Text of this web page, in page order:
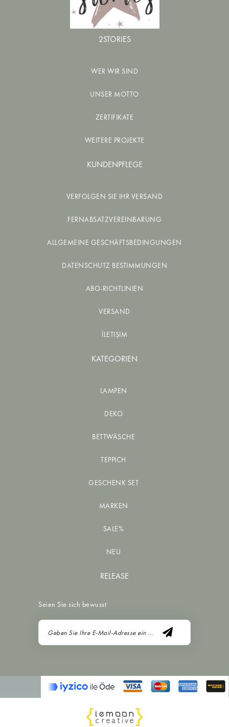
2STORIES
WER WIR SIND
UNSER MOTTO
ZERTIFIKATE
WEITERE PROJEKTE
KUNDENPFLEGE
VERFOLGEN SIE IHR VERSAND
FERNABSATZVEREINBARUNG
ALLGEMEINE GESCHÄFTSBEDINGUNGEN
DATENSCHUTZ BESTIMMUNGEN
ABO-RICHTLINIEN
VERSAND
İLETIŞIM
KATEGORIEN
LAMPEN
DEKO
BETTWÄSCHE
TEPPICH
GESCHENK SET
MARKEN
SALE%
NEU
RELEASE
Seien Sie sich bewusst